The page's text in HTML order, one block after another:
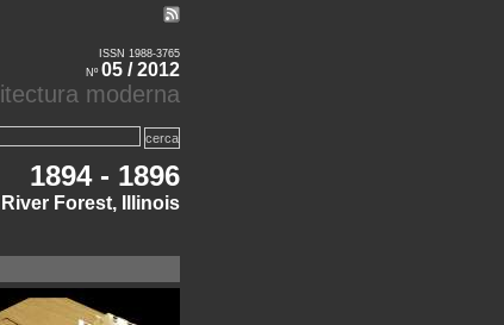
ISSN 1988-3765
Nº 05 / 2012
moderna
1894 - 1896
River Forest, Illinois